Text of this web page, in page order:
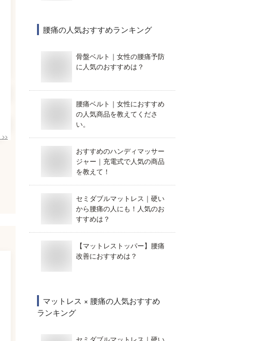
>>
腰痛の人気おすすめランキング
骨盤ベルト｜女性の腰痛予防
に人気のおすすめは？
腰痛ベルト｜女性におすすめ
の人気商品を教えてくださ
い。
おすすめのハンディマッサー
ジャー｜充電式で人気の商品
を教えて！
セミダブルマットレス｜硬い
から腰痛の人にも！人気のお
すすめは？
【マットレストッパー】腰痛
改善におすすめは？
マットレス × 腰痛の人気おすすめ
ランキング
セミダブルマットレス｜硬い